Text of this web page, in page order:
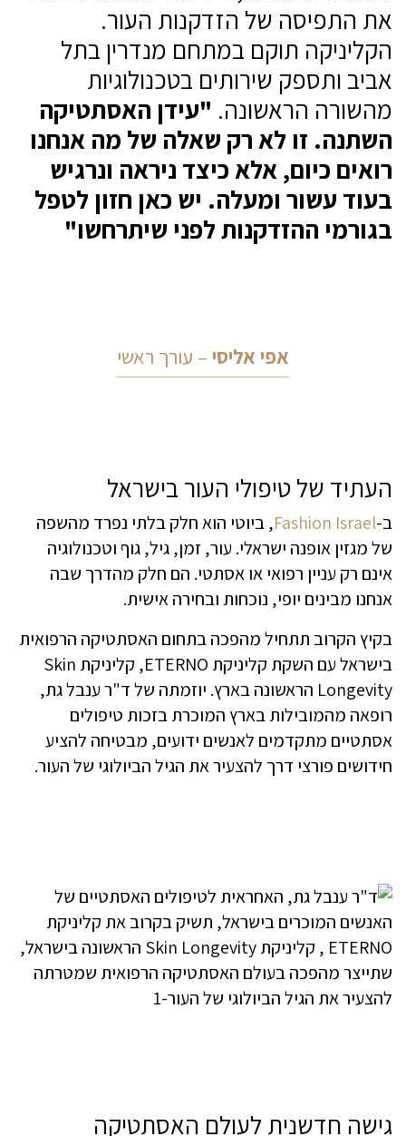
את התפיסה של הזדקנות העור.
הקליניקה תוקם במתחם מנדרין בתל
אביב ותספק שירותים בטכנולוגיות
מהשורה הראשונה. "עידן האסתטיקה
השתנה. זו לא רק שאלה של מה אנחנו
רואים כיום, אלא כיצד ניראה ונרגיש
בעוד עשור ומעלה. יש כאן חזון לטפל
בגורמי ההזדקנות לפני שיתרחשו"
אפי אליסי – עורך ראשי
העתיד של טיפולי העור בישראל
ב-Fashion Israel, ביוטי הוא חלק בלתי נפרד מהשפה
של מגזין אופנה ישראלי. עור, זמן, גיל, גוף וטכנולוגיה
אינם רק עניין רפואי או אסתטי. הם חלק מהדרך שבה
אנחנו מבינים יופי, נוכחות ובחירה אישית.
בקיץ הקרוב תתחיל מהפכה בתחום האסתטיקה הרפואית
בישראל עם השקת קליניקת ETERNO, קליניקת Skin
Longevity הראשונה בארץ. יוזמתה של ד"ר ענבל גת,
רופאה מהמובילות בארץ המוכרת בזכות טיפולים
אסתטיים מתקדמים לאנשים ידועים, מבטיחה להציע
חידושים פורצי דרך להצעיר את הגיל הביולוגי של העור.
גישה חדשנית לעולם האסתטיקה